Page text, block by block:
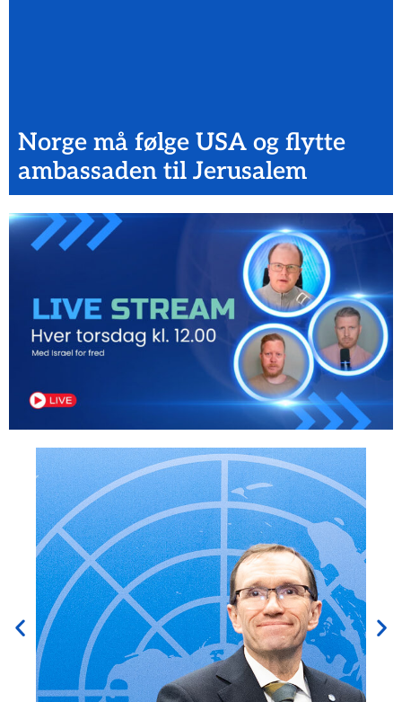
Norge må følge USA og flytte
ambassaden til Jerusalem